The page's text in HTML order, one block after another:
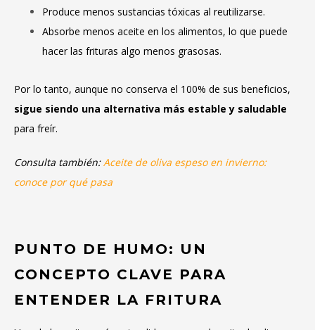
Produce menos sustancias tóxicas al reutilizarse.
Absorbe menos aceite en los alimentos, lo que puede
hacer las frituras algo menos grasosas.
Por lo tanto, aunque no conserva el 100% de sus beneficios,
sigue siendo una alternativa más estable y saludable
para freír.
Consulta también:Aceite de oliva espeso en invierno:
conoce por qué pasa
PUNTO DE HUMO: UN
CONCEPTO CLAVE PARA
ENTENDER LA FRITURA